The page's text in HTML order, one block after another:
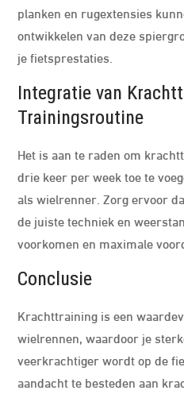
planken en rugextensies
ontwikkelen van deze
je fietsprestaties.
Integratie van
Trainingsroutine
Het is aan te raden om
drie keer per week toe te
als wielrenner. Zorg ervoor
de juiste techniek en
voorkomen en maximale
Conclusie
Krachttraining is een
wielrennen, waardoor je
veerkrachtiger wordt op de
aandacht te besteden aan